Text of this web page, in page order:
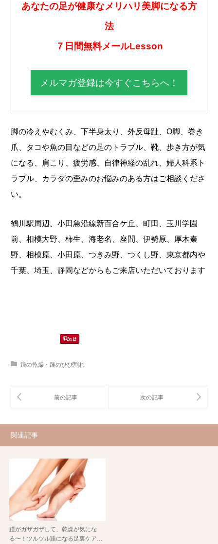
あなたの足が健康なメリハリ美脚になる方
法
７日間無料メールLesson
メルマガ登録は今すぐこちらへ！
脚の冷えやむくみ、下半身太り、外反母趾、O脚、巻き
爪、タコや魚の目などの足のトラブル、靴、歩き方が気
になる、肩こり、疲労感、自律神経の乱れ、婦人科系ト
ラブル、カラダの歪みのお悩みのある方はご相談くださ
い。
鶴川駅周辺、小田急沿線新百合ケ丘、町田、玉川学園
前、相模大野、柿生、海老名、座間、伊勢原、厚木秦
野、相模原、小田原、つきみ野、つくし野、東京都内や
千葉、埼玉、静岡などからもご来店いただいております
踵の乾燥・踵のひび割れ
関連記事
踵がガザガザして、乾燥が気にな
る〜！ツルツル踵になる足裏ケア…